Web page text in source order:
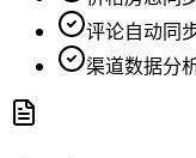
评论自动同
渠道数据分